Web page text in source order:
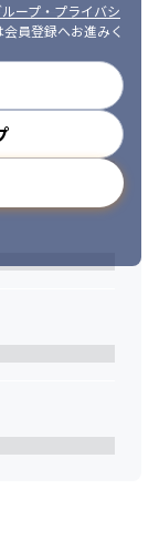
クエンドの開発
テムに関する開
ータを元にしたレ
クを⽀えるイン
ミュニケーショ
エンハンス業務
ができます
尊重する⽂化が
⾯、システムの
す
ディングの経験
⽣める⽅
ュニケーション
⽅
務に励める⽅
アップができる
ープ・プライバシ
員登録へお進みく